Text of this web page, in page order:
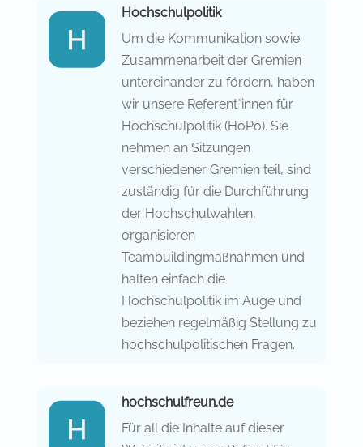
Hochschulpolitik
Um die Kommunikation sowie
Zusammenarbeit der Gremien
untereinander zu fördern, haben
wir unsere Referent*innen für
Hochschulpolitik (HoPo). Sie
nehmen an Sitzungen
verschiedener Gremien teil, sind
zuständig für die Durchführung
der Hochschulwahlen,
organisieren
Teambuildingmaßnahmen und
halten einfach die
Hochschulpolitik im Auge und
beziehen regelmäßig Stellung zu
hochschulpolitischen Fragen.
hochschulfreun.de
Für all die Inhalte auf dieser